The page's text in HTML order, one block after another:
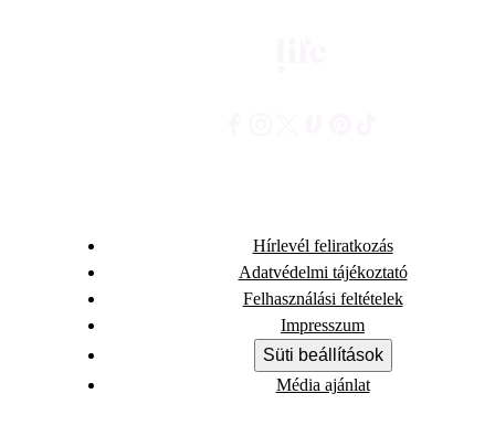
Hírlevél feliratkozás
Adatvédelmi tájékoztató
Felhasználási feltételek
Impresszum
Süti beállítások
Média ajánlat